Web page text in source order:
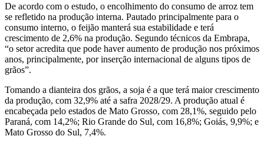
De acordo com o estudo, o encolhimento do consumo de arroz tem
se refletido na produção interna. Pautado principalmente para o
consumo interno, o feijão manterá sua estabilidade e terá
crescimento de 2,6% na produção. Segundo técnicos da Embrapa,
“o setor acredita que pode haver aumento de produção nos próximos
anos, principalmente, por inserção internacional de alguns tipos de
grãos”.
Tomando a dianteira dos grãos, a soja é a que terá maior crescimento
da produção, com 32,9% até a safra 2028/29. A produção atual é
encabeçada pelo estados de Mato Grosso, com 28,1%, seguido pelo
Paraná, com 14,2%; Rio Grande do Sul, com 16,8%; Goiás, 9,9%; e
Mato Grosso do Sul, 7,4%.